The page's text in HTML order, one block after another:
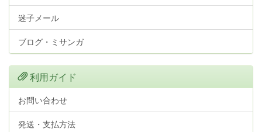
迷子メール
ブログ・ミサンガ
利用ガイド
お問い合わせ
発送・支払方法